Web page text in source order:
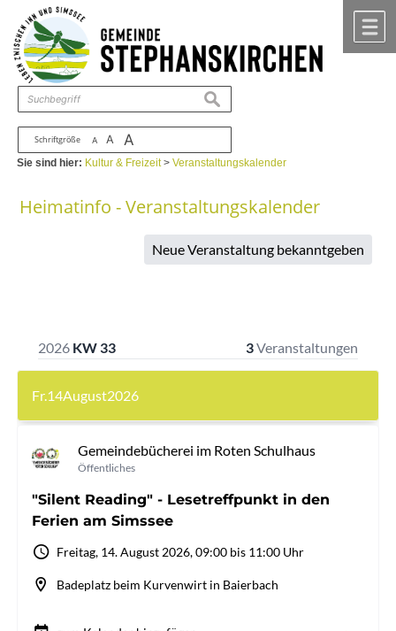
Zum Inhalt ,zur Navigation
Schriftgröße A A A
suchen
Sie sind hier: Kultur & Freizeit>Veranstaltungskalender
Heimatinfo - Veranstaltungskalender